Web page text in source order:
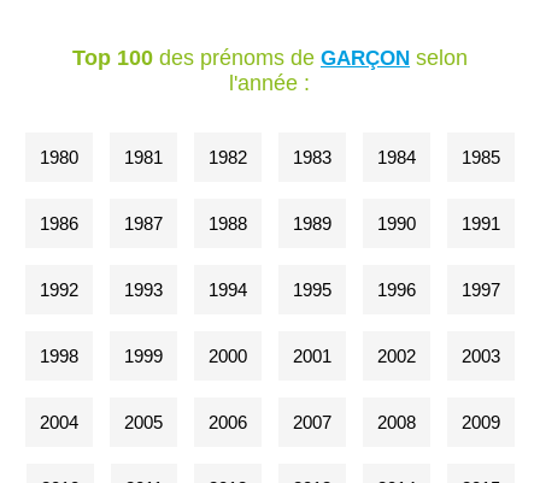
Top 100des prénoms de GARÇONselon
l'année :
1980 1981 1982 1983 1984 1985
1986 1987 1988 1989 1990 1991
1992 1993 1994 1995 1996 1997
1998 1999 2000 2001 2002 2003
2004 2005 2006 2007 2008 2009